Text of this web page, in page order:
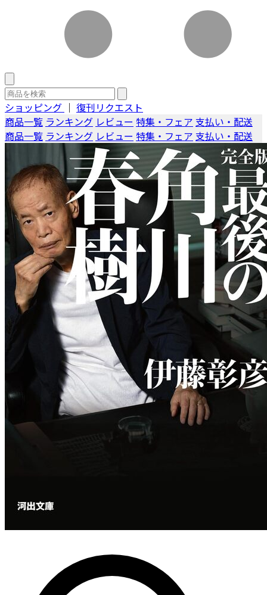
ショッピング ｜ 復刊リクエスト
商品一覧 ランキング レビュー 特集・フェア 支払い・配送
商品一覧 ランキング レビュー 特集・フェア 支払い・配送